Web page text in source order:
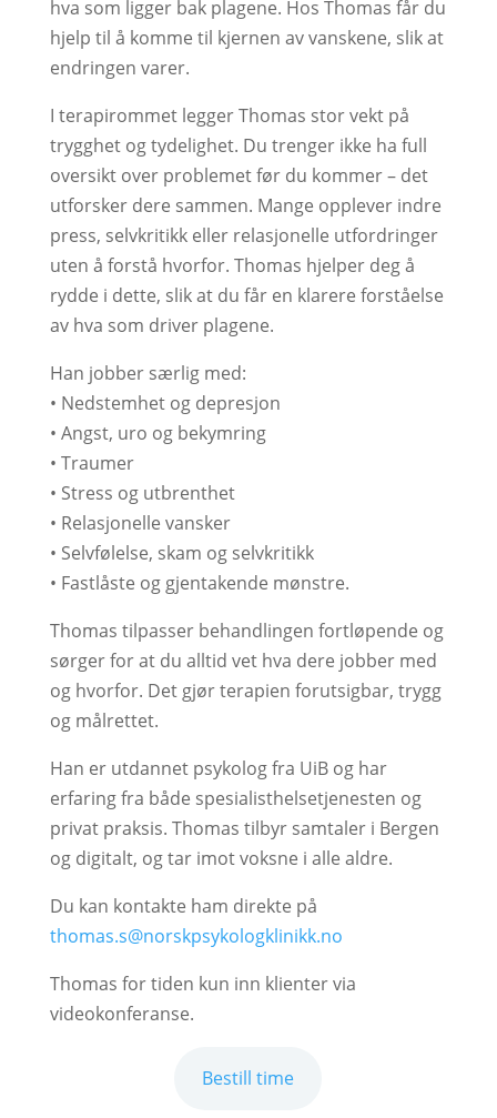
hva som ligger bak plagene. Hos Thomas får du
hjelp til å komme til kjernen av vanskene, slik at
endringen varer.
I terapirommet legger Thomas stor vekt på
trygghet og tydelighet. Du trenger ikke ha full
oversikt over problemet før du kommer – det
utforsker dere sammen. Mange opplever indre
press, selvkritikk eller relasjonelle utfordringer
uten å forstå hvorfor. Thomas hjelper deg å
rydde i dette, slik at du får en klarere forståelse
av hva som driver plagene.
Han jobber særlig med:
• Nedstemhet og depresjon
• Angst, uro og bekymring
• Traumer
• Stress og utbrenthet
• Relasjonelle vansker
• Selvfølelse, skam og selvkritikk
• Fastlåste og gjentakende mønstre.
Thomas tilpasser behandlingen fortløpende og
sørger for at du alltid vet hva dere jobber med
og hvorfor. Det gjør terapien forutsigbar, trygg
og målrettet.
Han er utdannet psykolog fra UiB og har
erfaring fra både spesialisthelsetjenesten og
privat praksis. Thomas tilbyr samtaler i Bergen
og digitalt, og tar imot voksne i alle aldre.
Du kan kontakte ham direkte på
thomas.s@norskpsykologklinikk.no
Thomas for tiden kun inn klienter via
videokonferanse.
Bestill time